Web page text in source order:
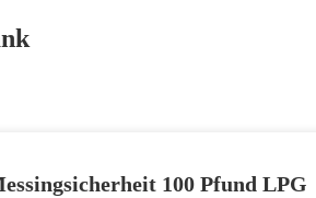
100 Pfund LPG